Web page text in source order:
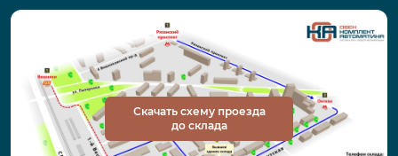
Скачать схему проезда
до склада